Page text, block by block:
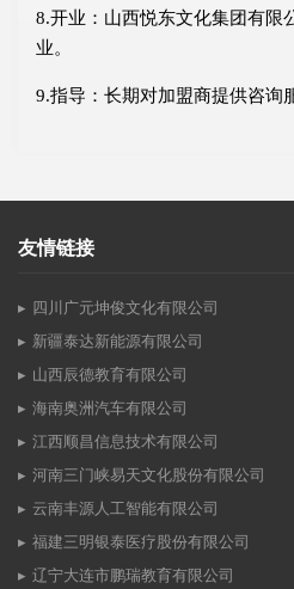
8.开业：山西悦东文化集团有限
业。
9.指导：长期对加盟商提供咨询
友情链接
四川广元坤俊文化有限公司
新疆泰达新能源有限公司
山西辰德教育有限公司
海南奥洲汽车有限公司
江西顺昌信息技术有限公司
河南三门峡易天文化股份有限公司
云南丰源人工智能有限公司
福建三明银泰医疗股份有限公司
辽宁大连市鹏瑞教育有限公司